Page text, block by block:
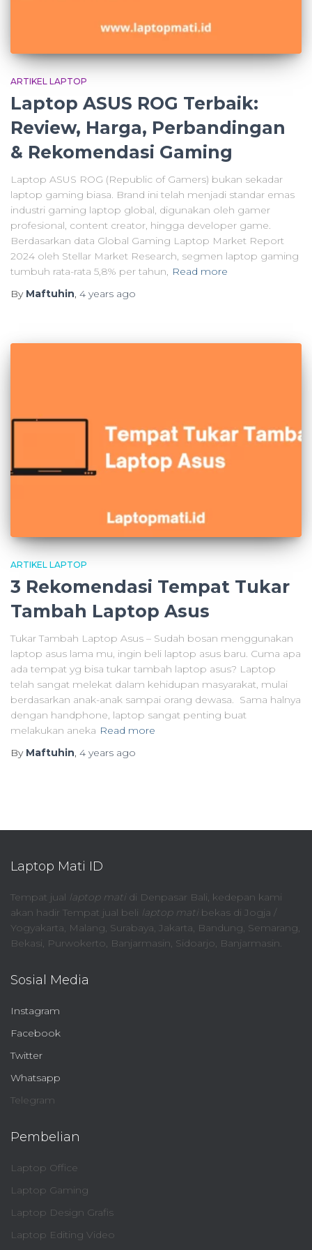
ARTIKEL LAPTOP
Laptop ASUS ROG Terbaik:
Review, Harga, Perbandingan
& Rekomendasi Gaming
Laptop ASUS ROG (Republic of Gamers) bukan sekadar
laptop gaming biasa. Brand ini telah menjadi standar emas
industri gaming laptop global, digunakan oleh gamer
profesional, content creator, hingga developer game.
Berdasarkan data Global Gaming Laptop Market Report
2024 oleh Stellar Market Research, segmen laptop gaming
tumbuh rata-rata 5,8% per tahun, Read more
By Maftuhin, 4 years ago
ARTIKEL LAPTOP
3 Rekomendasi Tempat Tukar
Tambah Laptop Asus
Tukar Tambah Laptop Asus – Sudah bosan menggunakan
laptop asus lama mu, ingin beli laptop asus baru. Cuma apa
ada tempat yg bisa tukar tambah laptop asus? Laptop
telah sangat melekat dalam kehidupan masyarakat, mulai
berdasarkan anak-anak sampai orang dewasa. Sama halnya
dengan handphone, laptop sangat penting buat
melakukan aneka Read more
By Maftuhin, 4 years ago
Laptop Mati ID
Tempat jual laptop matidi Denpasar Bali, kedepan kami
akan hadir Tempat jual beli laptop matibekas di Jogja /
Yogyakarta, Malang, Surabaya, Jakarta, Bandung, Semarang,
Bekasi, Purwokerto, Banjarmasin, Sidoarjo, Banjarmasin.
Sosial Media
Instagram
Facebook
Twitter
Whatsapp
Telegram
Pembelian
Laptop Office
Laptop Gaming
Laptop Design Grafis
Laptop Editing Video